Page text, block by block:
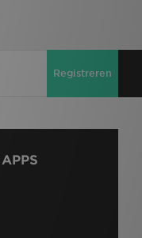
Registreren